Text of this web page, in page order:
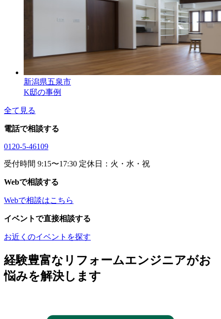
新潟県五泉市
K邸の事例
全て見る
電話で相談する
0120-5-46109
受付時間 9:15〜17:30 定休日：火・水・祝
Webで相談する
Webで相談はこちら
イベントで直接相談する
お近くのイベントを探す
経験豊富なリフォームエンジニアがお
悩みを解決します